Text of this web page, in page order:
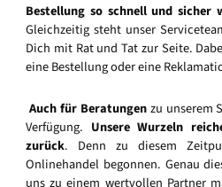
Bestellung so schnell und sicher
Gleichzeitig steht unser
Dich mit Rat und Tat zur Seite.
eine Bestellung oder eine
Auch für Beratungenzu unserem
Verfügung. Unsere Wurzeln
zurück. Denn zu diesem
Onlinehandel begonnen. Genau
uns zu einem wertvollen Partner